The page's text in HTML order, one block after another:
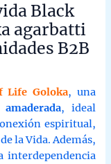
Black
agarbatti
B2B
€
€
Life Goloka, una
amaderada, ideal
espiritual,
la Vida. Además,
interdependencia